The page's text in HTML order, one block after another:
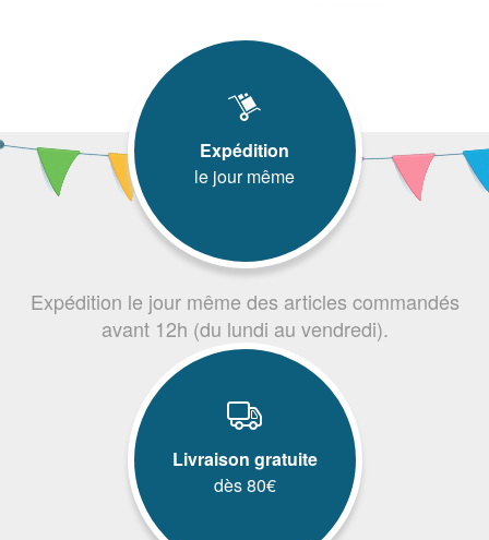
Expédition
le jour même
Expédition le jour même des articles commandés
avant 12h (du lundi au vendredi).
Livraison gratuite
dès 80€